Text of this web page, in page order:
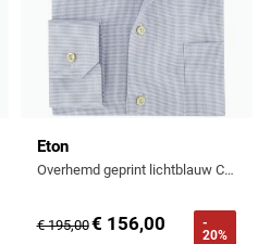
Eton
Overhemd geprint lichtblauw Classic Fit lange mouw
€ 195,00€ 156,00
-
20%